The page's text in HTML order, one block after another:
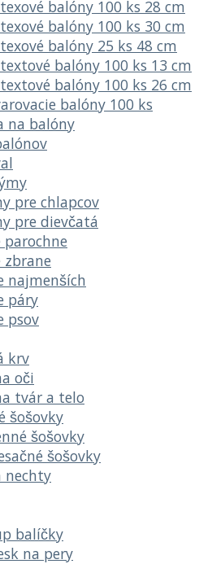
balóny 100 ks 28 cm
balóny 100 ks 30 cm
balóny 25 ks 48 cm
balóny 100 ks 13 cm
balóny 100 ks 26 cm
balóny 100 ks
na balóny
pre chlapcov
pre dievčatá
parochne
zbrane
najmenších
páry
psov
krv
oči
tvár a telo
šošovky
šošovky
šošovky
nechty
balíčky
na pery